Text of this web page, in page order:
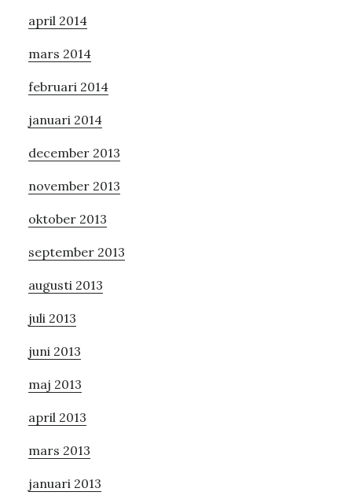
april 2014
mars 2014
februari 2014
januari 2014
december 2013
november 2013
oktober 2013
september 2013
augusti 2013
juli 2013
juni 2013
maj 2013
april 2013
mars 2013
januari 2013